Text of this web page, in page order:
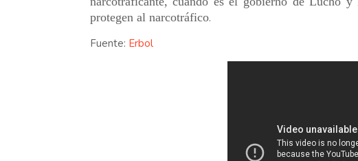
protegen al narcotráfico.
Fuente: Erbol